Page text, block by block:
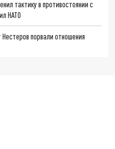
тактику в противостоянии с
НАТО
порвали отношения